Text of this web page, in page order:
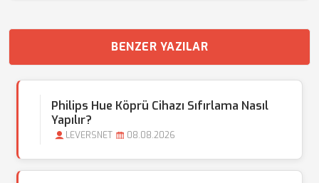
BENZER YAZILAR
Philips Hue Köprü Cihazı Sıfırlama Nasıl
Yapılır?
LEVERSNET 08.08.2026